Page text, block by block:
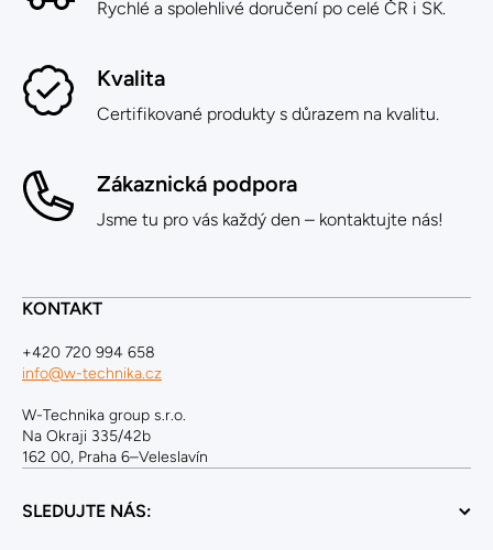
Rychlé a spolehlivé doručení po celé ČR i SK.
Kvalita
Certifikované produkty s důrazem na kvalitu.
Zákaznická podpora
Jsme tu pro vás každý den – kontaktujte nás!
KONTAKT
+420 720 994 658
info@w-technika.cz
W-Technika group s.r.o.
Na Okraji 335/42b
162 00, Praha 6–Veleslavín
SLEDUJTE NÁS: